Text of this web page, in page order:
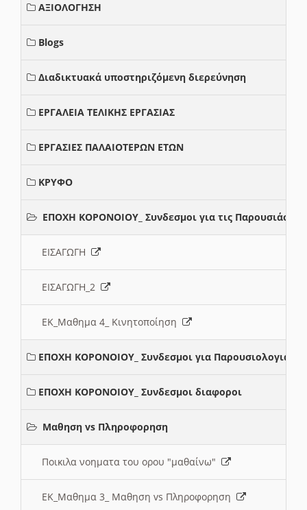
ΑΞΙΟΛΟΓΗΣΗ
Blogs
Διαδικτυακά υποστηριζόμενη διερεύνηση
ΕΡΓΑΛΕΙΑ ΤΕΛΙΚΗΣ ΕΡΓΑΣΙΑΣ
ΕΡΓΑΣΙΕΣ ΠΑΛΑΙΟΤΕΡΩΝ ΕΤΩΝ
ΚΡΥΦΟ
ΕΠΟΧΗ ΚΟΡΟΝΟΙΟΥ_ Συνδεσμοι για τις Παρουσιάσεις
ΕΙΣΑΓΩΓΗ
ΕΙΣΑΓΩΓΗ_2
ΕΚ_Μαθημα 4_ Κινητοποίηση
ΕΠΟΧΗ ΚΟΡΟΝΟΙΟΥ_ Συνδεσμοι για Παρουσιολογια
ΕΠΟΧΗ ΚΟΡΟΝΟΙΟΥ_ Συνδεσμοι διαφοροι
Μαθηση vs Πληροφορηση
Ποικιλα νοηματα του ορου "μαθαίνω"
ΕΚ_Μαθημα 3_ Μαθηση vs Πληροφορηση